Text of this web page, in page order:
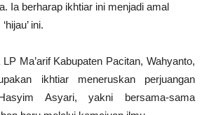
Ia berharap ikhtiar ini menjadi amal
ini.
Ma’arif Kabupaten Pacitan, Wahyanto,
ikhtiar meneruskan perjuangan
Asyari, yakni bersama-sama